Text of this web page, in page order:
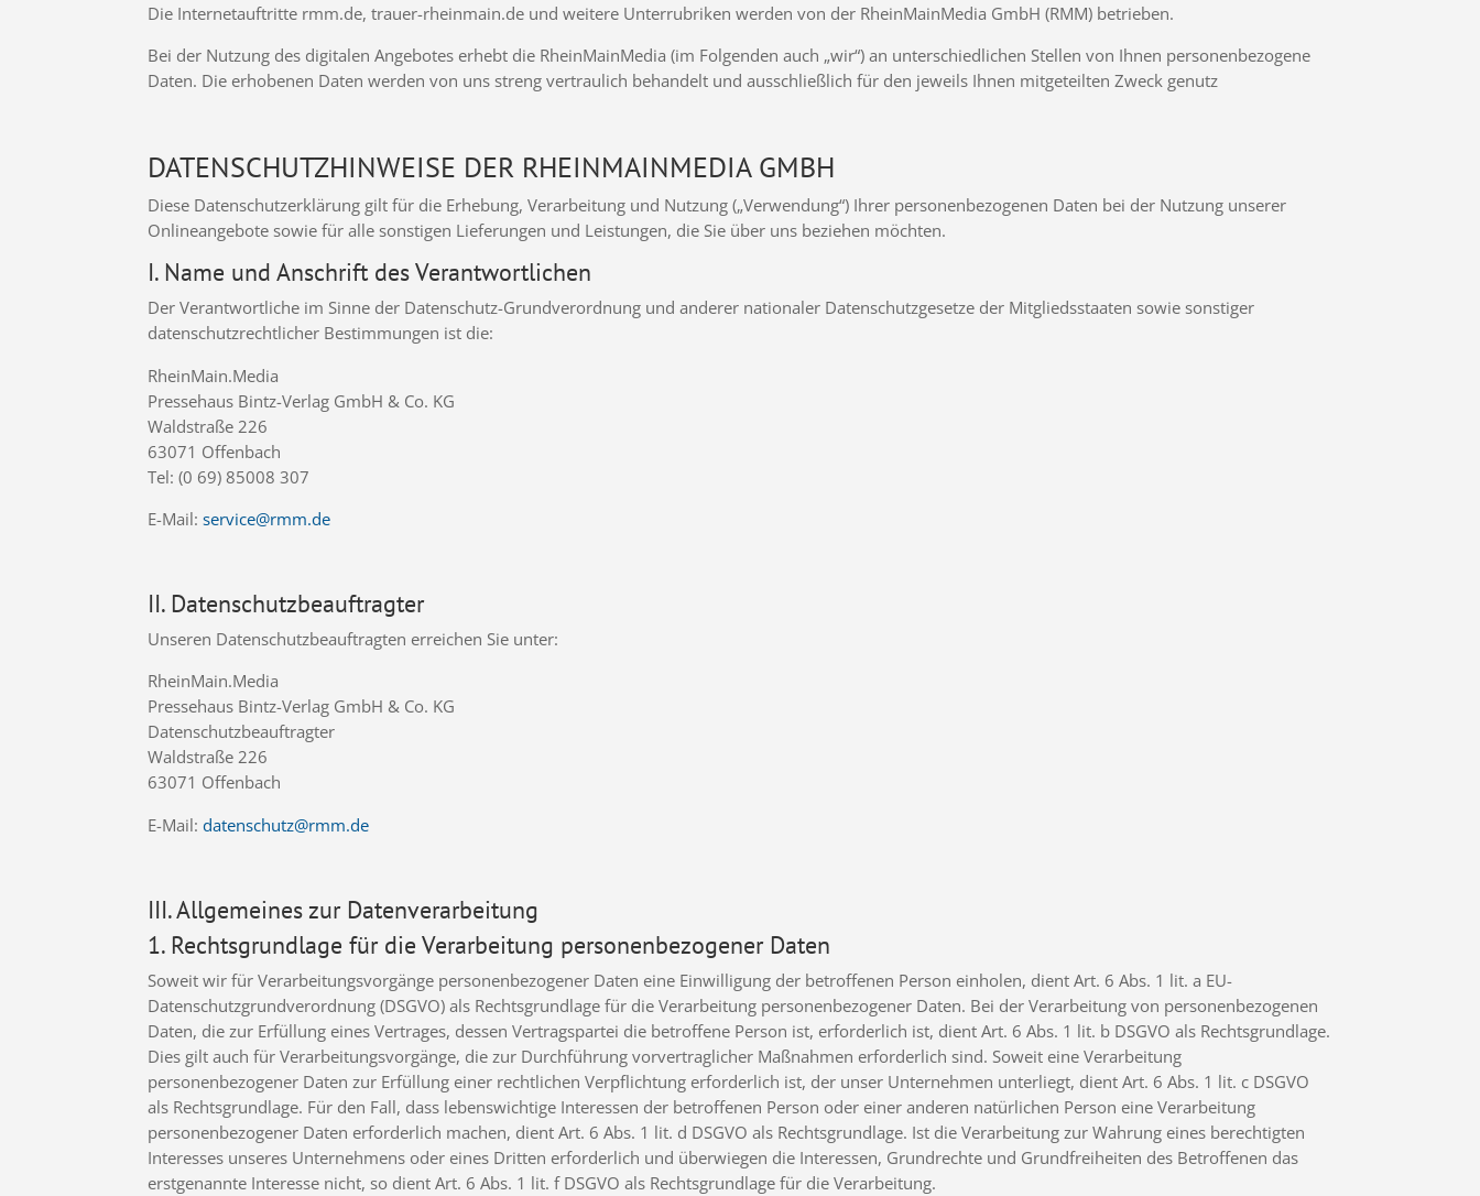
Die Internetauftritte rmm.de, trauer-rheinmain.de und weitere Unterrubriken werden von der RheinMainMedia GmbH (RMM) betrieben.
Bei der Nutzung des digitalen Angebotes erhebt die RheinMainMedia (im Folgenden auch „wir“) an unterschiedlichen Stellen von Ihnen personenbezogene
Daten. Die erhobenen Daten werden von uns streng vertraulich behandelt und ausschließlich für den jeweils Ihnen mitgeteilten Zweck genutz
DATENSCHUTZHINWEISE DER RHEINMAINMEDIA GMBH
Diese Datenschutzerklärung gilt für die Erhebung, Verarbeitung und Nutzung („Verwendung“) Ihrer personenbezogenen Daten bei der Nutzung unserer
Onlineangebote sowie für alle sonstigen Lieferungen und Leistungen, die Sie über uns beziehen möchten.
I. Name und Anschrift des Verantwortlichen
Der Verantwortliche im Sinne der Datenschutz-Grundverordnung und anderer nationaler Datenschutzgesetze der Mitgliedsstaaten sowie sonstiger
datenschutzrechtlicher Bestimmungen ist die:
RheinMain.Media
Pressehaus Bintz-Verlag GmbH & Co. KG
Waldstraße 226
63071 Offenbach
Tel: (0 69) 85008 307
E-Mail: service@rmm.de
II. Datenschutzbeauftragter
Unseren Datenschutzbeauftragten erreichen Sie unter:
RheinMain.Media
Pressehaus Bintz-Verlag GmbH & Co. KG
Datenschutzbeauftragter
Waldstraße 226
63071 Offenbach
E-Mail: datenschutz@rmm.de
III. Allgemeines zur Datenverarbeitung
1. Rechtsgrundlage für die Verarbeitung personenbezogener Daten
Soweit wir für Verarbeitungsvorgänge personenbezogener Daten eine Einwilligung der betroffenen Person einholen, dient Art. 6 Abs. 1 lit. a EU-
Datenschutzgrundverordnung (DSGVO) als Rechtsgrundlage für die Verarbeitung personenbezogener Daten. Bei der Verarbeitung von personenbezogenen
Daten, die zur Erfüllung eines Vertrages, dessen Vertragspartei die betroffene Person ist, erforderlich ist, dient Art. 6 Abs. 1 lit. b DSGVO als Rechtsgrundlage.
Dies gilt auch für Verarbeitungsvorgänge, die zur Durchführung vorvertraglicher Maßnahmen erforderlich sind. Soweit eine Verarbeitung
personenbezogener Daten zur Erfüllung einer rechtlichen Verpflichtung erforderlich ist, der unser Unternehmen unterliegt, dient Art. 6 Abs. 1 lit. c DSGVO
als Rechtsgrundlage. Für den Fall, dass lebenswichtige Interessen der betroffenen Person oder einer anderen natürlichen Person eine Verarbeitung
personenbezogener Daten erforderlich machen, dient Art. 6 Abs. 1 lit. d DSGVO als Rechtsgrundlage. Ist die Verarbeitung zur Wahrung eines berechtigten
Interesses unseres Unternehmens oder eines Dritten erforderlich und überwiegen die Interessen, Grundrechte und Grundfreiheiten des Betroffenen das
erstgenannte Interesse nicht, so dient Art. 6 Abs. 1 lit. f DSGVO als Rechtsgrundlage für die Verarbeitung.